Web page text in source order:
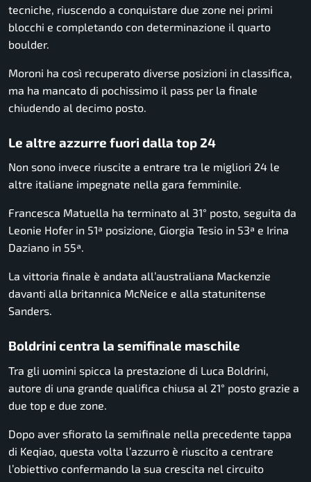
tecniche, riuscendo a conquistare due zone nei primi
blocchi e completando con determinazione il quarto
boulder.
Moroni ha così recuperato diverse posizioni in classifica,
ma ha mancato di pochissimo il pass per la finale
chiudendo al decimo posto.
Le altre azzurre fuori dalla top 24
Non sono invece riuscite a entrare tra le migliori 24 le
altre italiane impegnate nella gara femminile.
Francesca Matuella ha terminato al 31° posto, seguita da
Leonie Hofer in 51ª posizione, Giorgia Tesio in 53ª e Irina
Daziano in 55ª.
La vittoria finale è andata all’australiana Mackenzie
davanti alla britannica McNeice e alla statunitense
Sanders.
Boldrini centra la semifinale maschile
Tra gli uomini spicca la prestazione di Luca Boldrini,
autore di una grande qualifica chiusa al 21° posto grazie a
due top e due zone.
Dopo aver sfiorato la semifinale nella precedente tappa
di Keqiao, questa volta l’azzurro è riuscito a centrare
l’obiettivo confermando la sua crescita nel circuito